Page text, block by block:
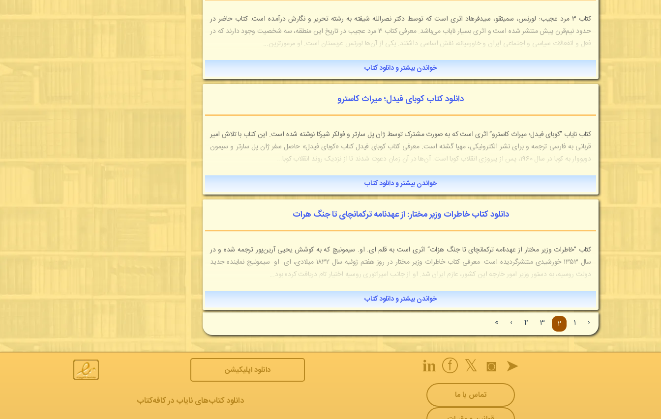
کتاب ۳ مرد عجیب: لورنس، سمیتقو، سیدفرهاد اثری است که توسط دکتر نصرالله شیفته به رشته تحریر و نگارش درآمده است. کتاب حاضر در
حدود نیم‌قرن پیش منتشر شده است و اثری بسیار نایاب می‌باشد. معرفی کتاب ۳ مرد عجیب در تاریخ این منطقه، سه شخصیت وجود دارند که در
فعل و انفعالات سیاسی و اجتماعی ایران و خاورمیانه، نقش اساسی داشتند. یکی از آن‌ها لورنس عربستان است. او مرموزترین...
خواندن بیشتر و دانلود کتاب
دانلود کتاب کوبای فیدل؛ میراث کاسترو
کتاب نایاب ”کوبای فیدل؛ میراث کاسترو“ اثری است که به صورت مشترک توسط ژان پل سارتر و فولکر شیرکا نوشته شده است. این کتاب با تلاش امیر
قربانی به فارسی ترجمه و برای نشر الکترونیکی، مهیا گشته است. معرفی کتاب کوبای فیدل کتاب «کوبای فیدل» حاصل سفر ژان پل سارتر و سیمون
دوبووار به کوبا در سال 1960، پس از پیروزی انقلاب کوبا است. آن‌ها در آن زمان دعوت شدند تا از نزدیک روند انقلاب کوبا...
خواندن بیشتر و دانلود کتاب
دانلود کتاب خاطرات وزیر مختار: از عهدنامه ترکمانچای تا جنگ هرات
کتاب ”خاطرات وزیر مختار از عهدنامه ترکمانچای تا جنگ هزات“ اثری است به قلم ای. او. سیمونیچ که به کوشش یحیی آرین‌پور ترجمه شده و در
سال ۱۳۵۳ خورشیدی منتشرگردیده است. معرفی کتاب خاطرات وزیر مختار در روز هفتم ژوئیه سال ۱۸۳۲ میلادی، ای. او. سیمونیچ نماینده جدید
دولت روسیه، به دستور وزیر امور خارجه این کشور، عازم ایران شد. او از جانب امپراتوری روسیه اختیار تام دریافت کرده بود...
خواندن بیشتر و دانلود کتاب
‹
1
2
3
4
›
»
➤
◙
𝕏
ⓕ
𝐢𝐧
تماس با ما
دانلود اپلیکیشن
دانلود کتاب‌های نایاب در کافه‌کتاب